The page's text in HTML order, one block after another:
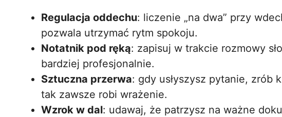
Regulacja oddechu: liczenie „na dwa” przy
pozwala utrzymać rytm spokoju.
Notatnik pod ręką: zapisuj w trakcie rozmowy
bardziej profesjonalnie.
Sztuczna przerwa: gdy usłyszysz pytanie, zrób
tak zawsze robi wrażenie.
Wzrok w dal: udawaj, że patrzysz na ważne